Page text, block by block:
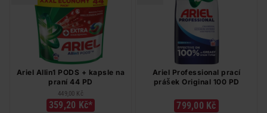
Ariel Allin1 PODS + kapsle na
praní 44 PD
449,00 Kč
359,20 Kč*
Ariel Professional prací
prášek Original 100 PD
799,00 Kč